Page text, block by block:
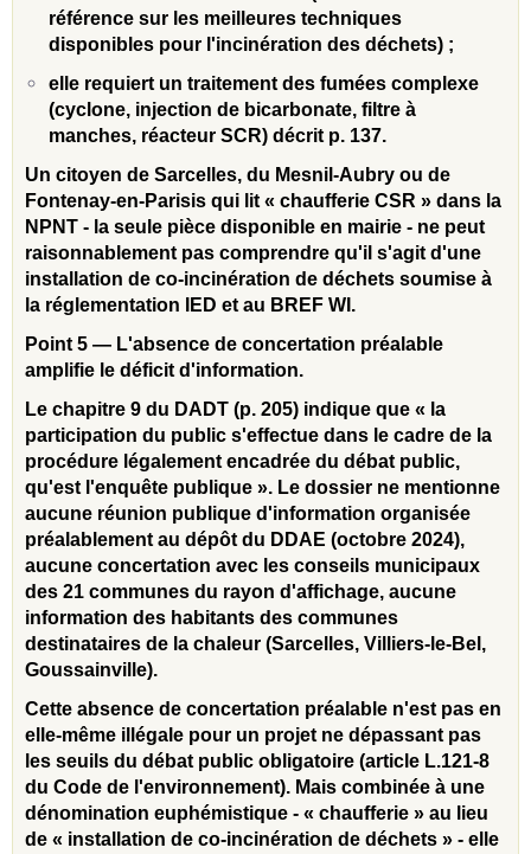
référence sur les meilleures techniques
disponibles pour l'incinération des déchets) ;
elle requiert un traitement des fumées complexe
(cyclone, injection de bicarbonate, filtre à
manches, réacteur SCR) décrit p. 137.
Un citoyen de Sarcelles, du Mesnil-Aubry ou de
Fontenay-en-Parisis qui lit « chaufferie CSR » dans la
NPNT - la seule pièce disponible en mairie - ne peut
raisonnablement pas comprendre qu'il s'agit d'une
installation de co-incinération de déchets soumise à
la réglementation IED et au BREF WI.
Point 5 — L'absence de concertation préalable
amplifie le déficit d'information.
Le chapitre 9 du DADT (p. 205) indique que « la
participation du public s'effectue dans le cadre de la
procédure légalement encadrée du débat public,
qu'est l'enquête publique ». Le dossier ne mentionne
aucune réunion publique d'information organisée
préalablement au dépôt du DDAE (octobre 2024),
aucune concertation avec les conseils municipaux
des 21 communes du rayon d'affichage, aucune
information des habitants des communes
destinataires de la chaleur (Sarcelles, Villiers-le-Bel,
Goussainville).
Cette absence de concertation préalable n'est pas en
elle-même illégale pour un projet ne dépassant pas
les seuils du débat public obligatoire (article L.121-8
du Code de l'environnement). Mais combinée à une
dénomination euphémistique - « chaufferie » au lieu
de « installation de co-incinération de déchets » - elle